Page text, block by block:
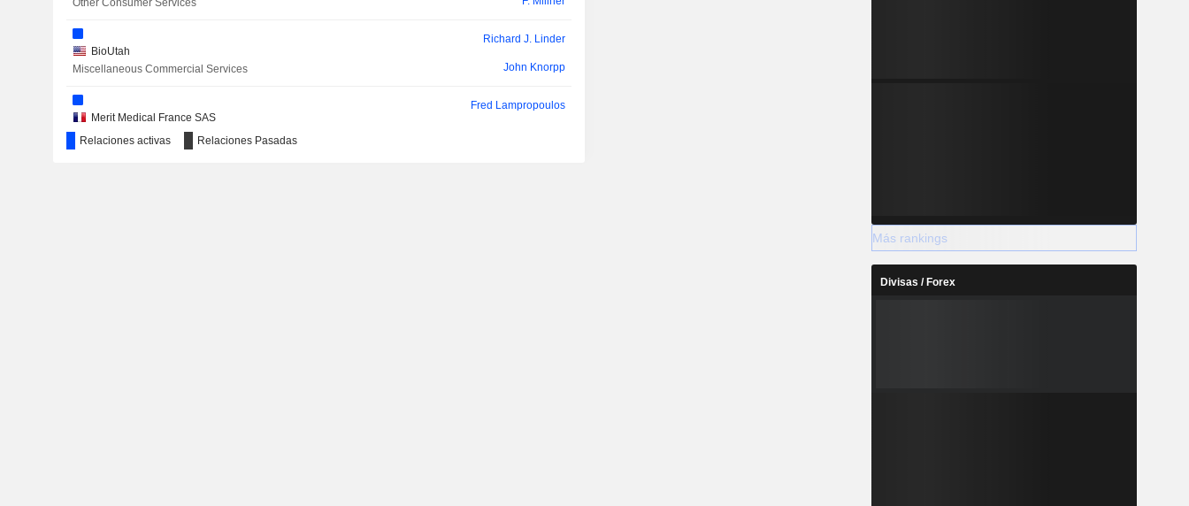
Other Consumer Services
BioUtah
Miscellaneous Commercial Services
Richard J. Linder
John Knorpp
Merit Medical France SAS
Medical Specialties
Fred Lampropoulos
Relaciones activas Relaciones Pasadas
Más rankings
Divisas / Forex